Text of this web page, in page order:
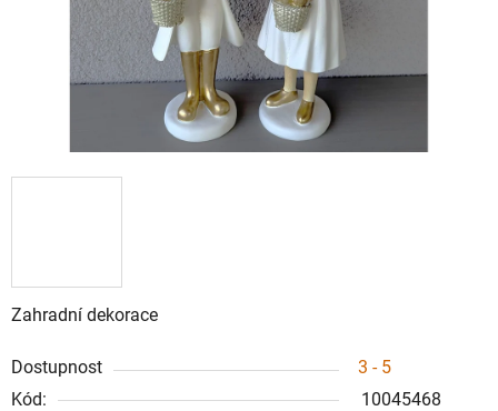
Zahradní dekorace
Dostupnost
3 - 5
Kód:
10045468